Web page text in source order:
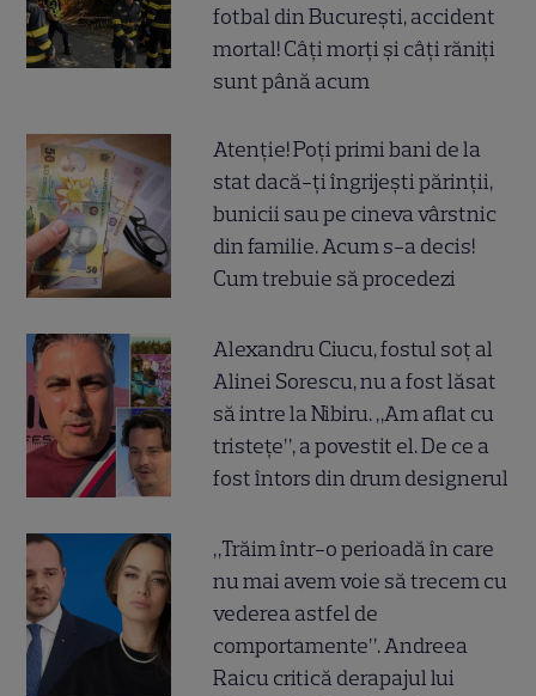
fotbal din București, accident
mortal! Câți morți și câți răniți
sunt până acum
Atenție! Poți primi bani de la
stat dacă-ți îngrijești părinții,
bunicii sau pe cineva vârstnic
din familie. Acum s-a decis!
Cum trebuie să procedezi
Alexandru Ciucu, fostul soț al
Alinei Sorescu, nu a fost lăsat
să intre la Nibiru. „Am aflat cu
tristețe”, a povestit el. De ce a
fost întors din drum designerul
„Trăim într-o perioadă în care
nu mai avem voie să trecem cu
vederea astfel de
comportamente”. Andreea
Raicu critică derapajul lui